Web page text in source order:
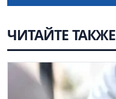
ЧИТАЙТЕ ТАКЖЕ